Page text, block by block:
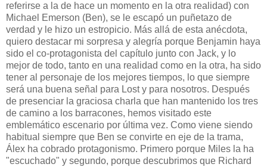
referirse a la de hace un momento en la otra realidad) con
Michael Emerson (Ben), se le escapó un puñetazo de
verdad y le hizo un estropicio. Más allá de esta anécdota,
quiero destacar mi sorpresa y alegría porque Benjamin haya
sido el co-protagonista del capítulo junto con Jack, y lo
mejor de todo, tanto en una realidad como en la otra, ha sido
tener al personaje de los mejores tiempos, lo que siempre
será una buena señal para Lost y para nosotros. Después
de presenciar la graciosa charla que han mantenido los tres
de camino a los barracones, hemos visitado este
emblemático escenario por última vez. Como viene siendo
habitual siempre que Ben se convirte en eje de la trama,
Álex ha cobrado protagonismo. Primero porque Miles la ha
"escuchado" y segundo, porque descubrimos que Richard